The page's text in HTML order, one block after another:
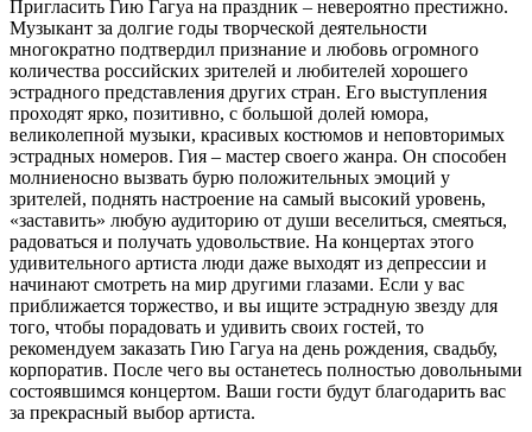
Пригласить Гию Гагуа на праздник – невероятно престижно.
Музыкант за долгие годы творческой деятельности
многократно подтвердил признание и любовь огромного
количества российских зрителей и любителей хорошего
эстрадного представления других стран. Его выступления
проходят ярко, позитивно, с большой долей юмора,
великолепной музыки, красивых костюмов и неповторимых
эстрадных номеров. Гия – мастер своего жанра. Он способен
молниеносно вызвать бурю положительных эмоций у
зрителей, поднять настроение на самый высокий уровень,
«заставить» любую аудиторию от души веселиться, смеяться,
радоваться и получать удовольствие. На концертах этого
удивительного артиста люди даже выходят из депрессии и
начинают смотреть на мир другими глазами. Если у вас
приближается торжество, и вы ищите эстрадную звезду для
того, чтобы порадовать и удивить своих гостей, то
рекомендуем заказать Гию Гагуа на день рождения, свадьбу,
корпоратив. После чего вы останетесь полностью довольными
состоявшимся концертом. Ваши гости будут благодарить вас
за прекрасный выбор артиста.